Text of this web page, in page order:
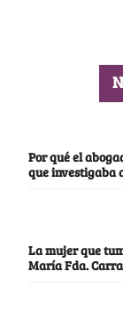
Por qué el
que investigaba
La mujer que
María Fda.